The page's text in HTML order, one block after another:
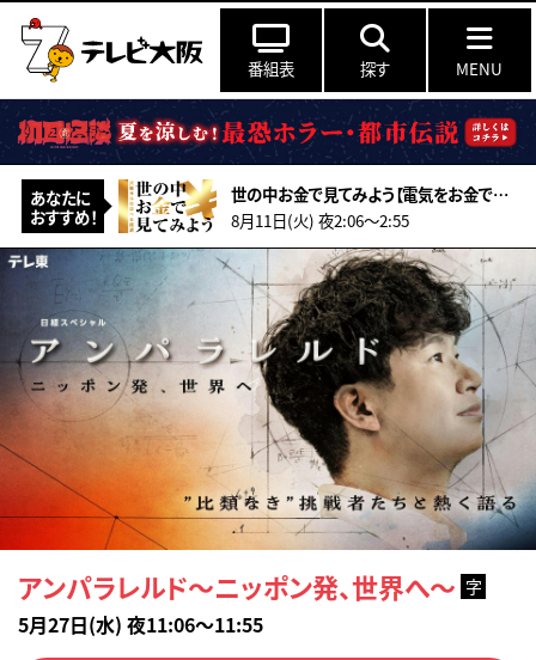
番組表 探す MENU
あなたに
おすすめ！
世の中お金で見てみよう【電気をお金で見てみよう】
8月11日(火) 夜2:06〜2:55
アンパラレルド～ニッポン発、世界へ～ 字
5月27日(水) 夜11:06～11:55